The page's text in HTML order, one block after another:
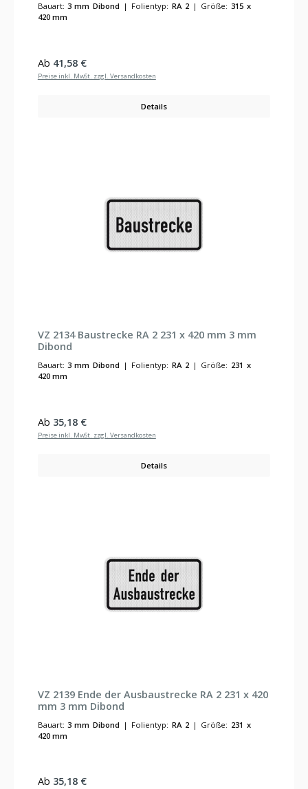
Bauart: 3 mm Dibond | Folientyp: RA 2 | Größe: 315 x
420 mm
Regulärer Preis:
Ab 41,58 €
Preise inkl. MwSt. zzgl. Versandkosten
Details
VZ 2134 Baustrecke RA 2 231 x 420 mm 3 mm
Dibond
Bauart: 3 mm Dibond | Folientyp: RA 2 | Größe: 231 x
420 mm
Regulärer Preis:
Ab 35,18 €
Preise inkl. MwSt. zzgl. Versandkosten
Details
VZ 2139 Ende der Ausbaustrecke RA 2 231 x 420
mm 3 mm Dibond
Bauart: 3 mm Dibond | Folientyp: RA 2 | Größe: 231 x
420 mm
Regulärer Preis:
Ab 35,18 €